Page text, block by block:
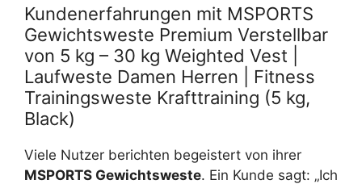
Kundenerfahrungen mit MSPORTS
Gewichtsweste Premium Verstellbar
von 5 kg – 30 kg Weighted Vest |
Laufweste Damen Herren | Fitness
Trainingsweste Krafttraining (5 kg,
Black)
Viele Nutzer berichten begeistert von ihrer
MSPORTS Gewichtsweste. Ein Kunde sagt: „Ich